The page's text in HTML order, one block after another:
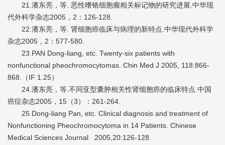
21.潘东亮，等. 恶性嗜铬细胞瘤相关标记物的研究进展.中华现
代外科学杂志2005，2：126-128.
22.潘东亮，等. 肾细胞癌临床与病理的新特点.中华现代外科学
杂志2005，2：577-580.
23.PAN Dong-liang, etc. Twenty-six patients with
nonfunctional pheochromocytomas. Chin Med J 2005, 118:866-
868.（IF 1.25）
24.潘东亮，等.不同亚型囊肿相关性肾细胞癌的临床特点.中国
癌症杂志2005，15（3）：261-264.
25.Dong-liang Pan, etc. Clinical diagnosis and treatment of
Nonfunctioning Pheochromocytoma in 14 Patients. Chinese
Medical Sciences Journal 2005,20:126-128.